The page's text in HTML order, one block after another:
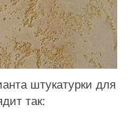
штукатурки для
так: